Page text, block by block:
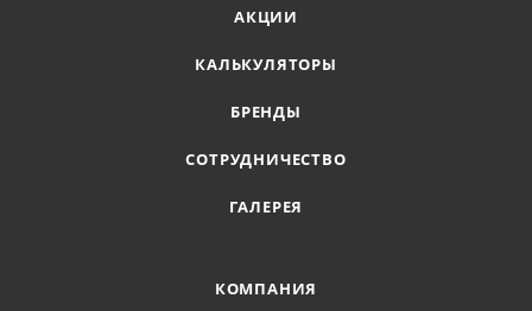
АКЦИИ
КАЛЬКУЛЯТОРЫ
БРЕНДЫ
СОТРУДНИЧЕСТВО
ГАЛЕРЕЯ
КОМПАНИЯ